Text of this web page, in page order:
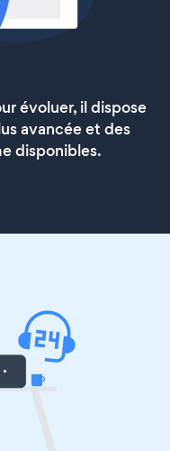
évoluer, il dispose
avancée et des
disponibles.